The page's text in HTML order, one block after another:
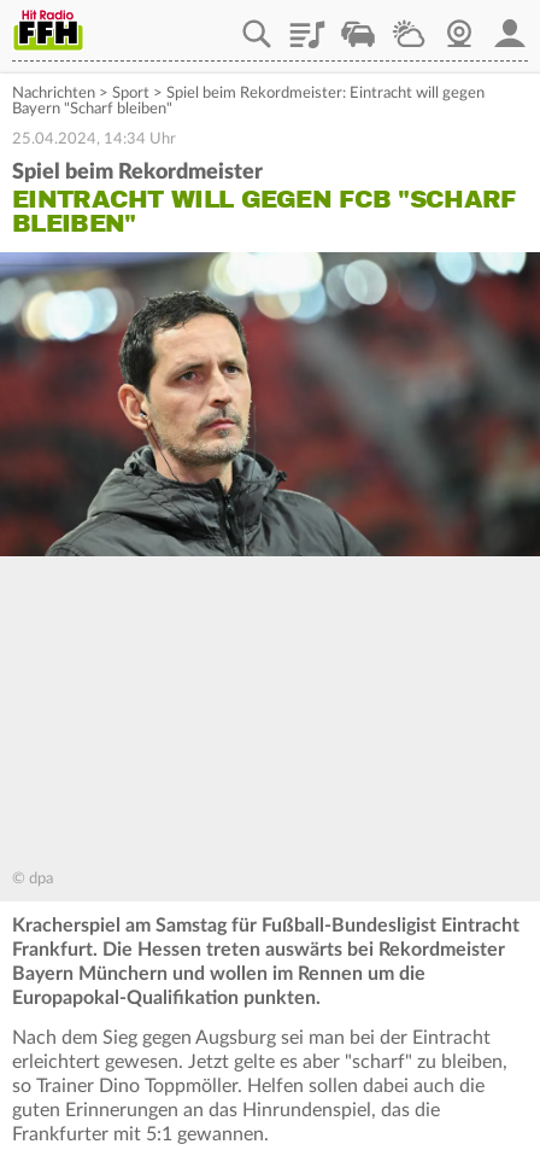
PlaylistStaupilotWetterWebcam
Nachrichten > Sport > Spiel beim Rekordmeister: Eintracht will gegen
Bayern "Scharf bleiben"
25.04.2024, 14:34 Uhr
Spiel beim Rekordmeister
EINTRACHT WILL GEGEN FCB "SCHARF
BLEIBEN"
© dpa
Kracherspiel am Samstag für Fußball-Bundesligist Eintracht
Frankfurt. Die Hessen treten auswärts bei Rekordmeister
Bayern Münchern und wollen im Rennen um die
Europapokal-Qualifikation punkten.
Nach dem Sieg gegen Augsburg sei man bei der Eintracht
erleichtert gewesen. Jetzt gelte es aber "scharf" zu bleiben,
so Trainer Dino Toppmöller. Helfen sollen dabei auch die
guten Erinnerungen an das Hinrundenspiel, das die
Frankfurter mit 5:1 gewannen.